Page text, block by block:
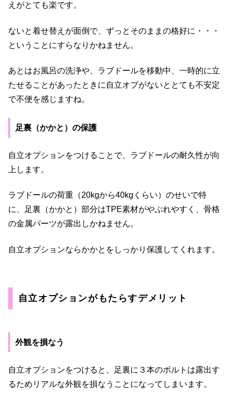
えがとても楽です。
ないと着せ替えが面倒で、ずっとそのままの格好に・・・
ということにすらなりかねません。
あとはお風呂の洗浄や、ラブドールを移動中、一時的に立
たせることがあったときに自立オプがないととても不安定
で不便を感じますね。
足裏（かかと）の保護
自立オプションをつけることで、ラブドールの耐久性が向
上します。
ラブドールの荷重（20kgから40kgくらい）のせいで特
に、足裏（かかと）部分はTPE素材がやぶれやすく、骨格
の金属パーツが露出しかねません。
自立オプションならかかとをしっかり保護してくれます。
自立オプションがもたらすデメリット
外観を損なう
自立オプションをつけると、足裏に３本のボルトは露出す
るためリアルな外観を損なうことになってしまいます。